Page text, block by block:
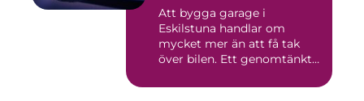
Att bygga garage i
Eskilstuna handlar om
mycket mer än att få tak
över bilen. Ett genomtänkt